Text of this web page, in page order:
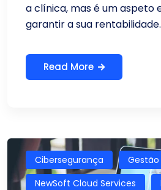
a clínica, mas é um aspeto
garantir a sua
Read More
Cibersegurança
NewSoft Cloud Services